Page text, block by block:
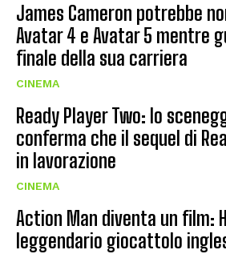
James Cameron potrebbe
Avatar 4 e Avatar 5 mentre
finale della sua carriera
CINEMA
Ready Player Two: lo
conferma che il sequel di
in lavorazione
CINEMA
Action Man diventa un film:
leggendario giocattolo